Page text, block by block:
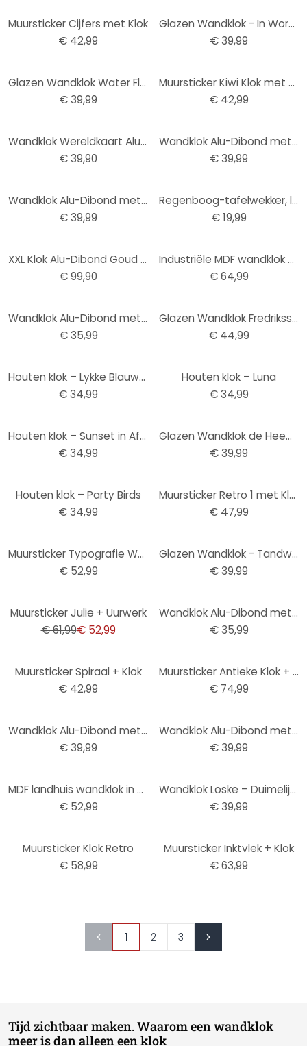
Muursticker Cijfers met Klok
€ 42,99
Glazen Wandklok - In Words
€ 39,99
Glazen Wandklok Water Flow
€ 39,99
Muursticker Kiwi Klok met Uurwerk
€ 42,99
Wandklok Wereldkaart Alu-Dibond Goud effect Ø 28 cm
€ 39,90
Wandklok Alu-Dibond met Zilvereffect Thailand Boeddha
€ 39,99
Wandklok Alu-Dibond met Goudeffect Koffieuiltje
€ 39,99
Regenboog-tafelwekker, leerklok voor kinderen – 11x12x5 cm
€ 19,99
XXL Klok Alu-Dibond Goud Ø 70 cm
€ 99,90
Industriële MDF wandklok met Afmeting grijze cijfers Ø50cm
€ 64,99
Wandklok Alu-Dibond met Goudeffect Rond met Dots
€ 35,99
Glazen Wandklok Fredriksson - Hexagons
€ 44,99
Houten klok – Lykke Blauw-Grijs
€ 34,99
Houten klok – Luna
€ 34,99
Houten klok – Sunset in Africa
€ 34,99
Glazen Wandklok de Heem - Stilleven met Bloemen in Vaas
€ 39,99
Houten klok – Party Birds
€ 34,99
Muursticker Retro 1 met Klok
€ 47,99
Muursticker Typografie Woorden met Klok
€ 52,99
Glazen Wandklok - Tandwiel
€ 39,99
Muursticker Julie + Uurwerk
€ 61,99€ 52,99
Wandklok Alu-Dibond met Zilvereffect Punten
€ 35,99
Muursticker Spiraal + Klok
€ 42,99
Muursticker Antieke Klok + Uurwerk
€ 74,99
Wandklok Alu-Dibond met Zilvereffect Wereldkaart Negatief
€ 39,99
Wandklok Alu-Dibond met Kopereffect Modern
€ 39,99
MDF landhuis wandklok in houtlook met Romeinse cijfers Ø50 cm
€ 52,99
Wandklok Loske – Duimelijntje 01
€ 39,99
Muursticker Klok Retro
€ 58,99
Muursticker Inktvlek + Klok
€ 63,99
1 2 3
Tijd zichtbaar maken. Waarom een wandklok
meer is dan alleen een klok